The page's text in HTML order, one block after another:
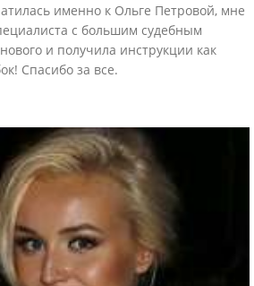
именно к Ольге Петровой, мне
с большим судебным
и получила инструкции как
Спасибо за все.